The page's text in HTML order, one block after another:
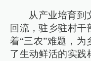
从产业培育到
回流，驻乡驻村
着“三农”难题，为
了生动鲜活的实践